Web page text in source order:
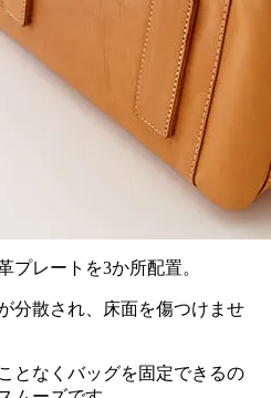
プレートを3か所配置。
分散され、床面を傷つけませ
となくバッグを固定できるの